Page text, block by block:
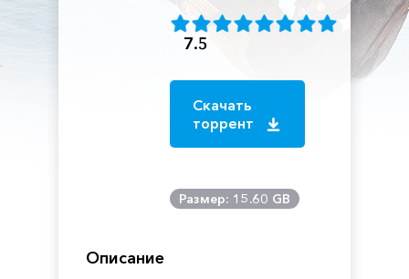
7.5
Скачать
торрент
Размер: 15.60 GB
Описание